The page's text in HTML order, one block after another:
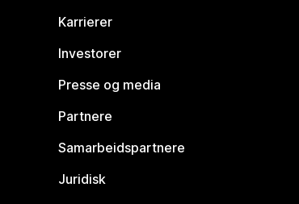
Karrierer
Investorer
Presse og media
Partnere
Samarbeidspartnere
Juridisk